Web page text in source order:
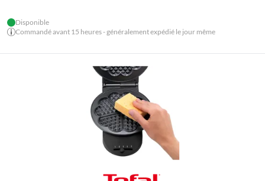
Disponible
Commandé avant 15 heures - généralement expédié le jour même